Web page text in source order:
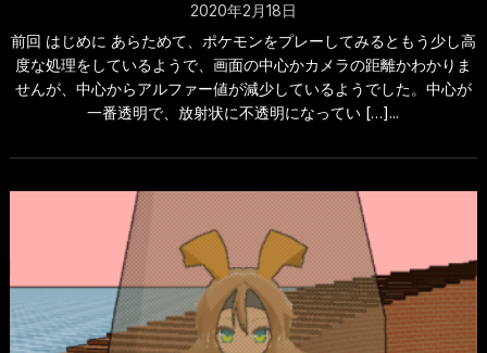
2020年2月18日
前回 はじめに あらためて、ポケモンをプレーしてみるともう少し高
度な処理をしているようで、画面の中心かカメラの距離かわかりま
せんが、中心からアルファー値が減少しているようでした。中心が
一番透明で、放射状に不透明になってい […]...